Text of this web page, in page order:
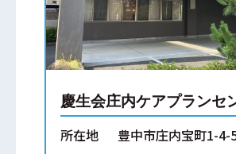
慶生会庄内ケアプランセ
所在地
豊中市庄内宝町1-4-